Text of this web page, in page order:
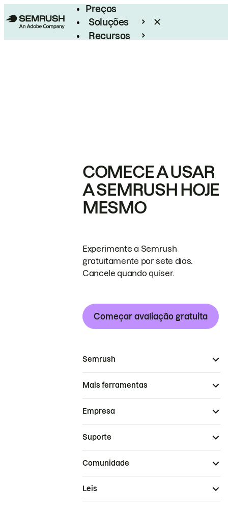
Preços
Soluções
Recursos
COMECE A USAR
A SEMRUSH HOJE
MESMO
Experimente a Semrush
gratuitamente por sete dias.
Cancele quando quiser.
Começar avaliação gratuita
Semrush
Mais ferramentas
Empresa
Suporte
Comunidade
Leis